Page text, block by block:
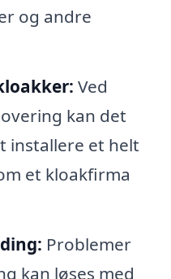
og andre
Ved
kan det
installere et helt
et kloakfirma
Problemer
kan løses med